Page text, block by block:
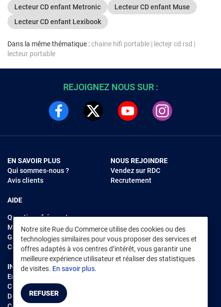
Lecteur CD enfant Metronic
Lecteur CD enfant Muse
Lecteur CD enfant Lexibook
Dans la même thématique :chaine hifi portable | lectejr cd rsd |
lecteur portable
Notre site Rue du Commerce utilise des cookies ou des
technologies similaires pour vous proposer des services et
offres adaptés à vos centres d’intérêt, vous garantir une
meilleure expérience utilisateur et réaliser des statistiques
de visites. En savoir plus.
REFUSER
REJOIGNEZ NOUS SUR :
EN SAVOIR PLUS
Qui sommes-nous ?
Avis clients
AIDE
Questions fréquentes
Modes de règlements
Garantie et retours
Contacter Rue du Commerce
NOUS REJOINDRE
Vendez sur RDC
Recrutement
INFORMATIONS LÉGALES
Environnement
CGV /CGU Marketplace
Données personnelles